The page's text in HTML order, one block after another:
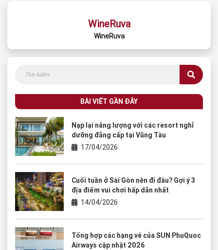
WineRuva
WineRuva
BÀI VIẾT GẦN ĐÂY
Nạp lại năng lượng với các resort nghỉ
dưỡng đẳng cấp tại Vũng Tàu
17/04/2026
Cuối tuần ở Sài Gòn nên đi đâu? Gợi ý 3
địa điểm vui chơi hấp dẫn nhất
14/04/2026
Tổng hợp các hạng vé của SUN PhuQuoc
Airways cập nhật 2026